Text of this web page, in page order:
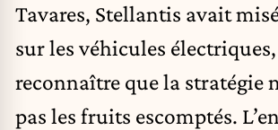
Tavares, Stellantis avait
sur les véhicules
reconnaître que la stratégie
pas les fruits escomptés.